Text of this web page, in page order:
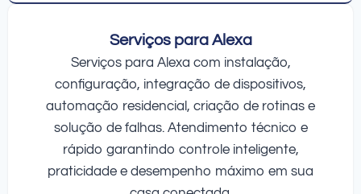
Serviços para Alexa
Serviços para Alexa com instalação,
configuração, integração de dispositivos,
automação residencial, criação de rotinas e
solução de falhas. Atendimento técnico e
rápido garantindo controle inteligente,
praticidade e desempenho máximo em sua